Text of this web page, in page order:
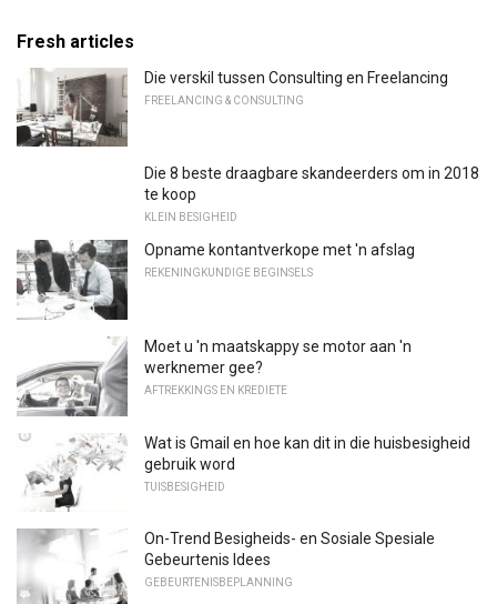
Fresh articles
Die verskil tussen Consulting en Freelancing
FREELANCING & CONSULTING
Die 8 beste draagbare skandeerders om in 2018
te koop
KLEIN BESIGHEID
Opname kontantverkope met 'n afslag
REKENINGKUNDIGE BEGINSELS
Moet u 'n maatskappy se motor aan 'n
werknemer gee?
AFTREKKINGS EN KREDIETE
Wat is Gmail en hoe kan dit in die huisbesigheid
gebruik word
TUISBESIGHEID
On-Trend Besigheids- en Sosiale Spesiale
Gebeurtenis Idees
GEBEURTENISBEPLANNING